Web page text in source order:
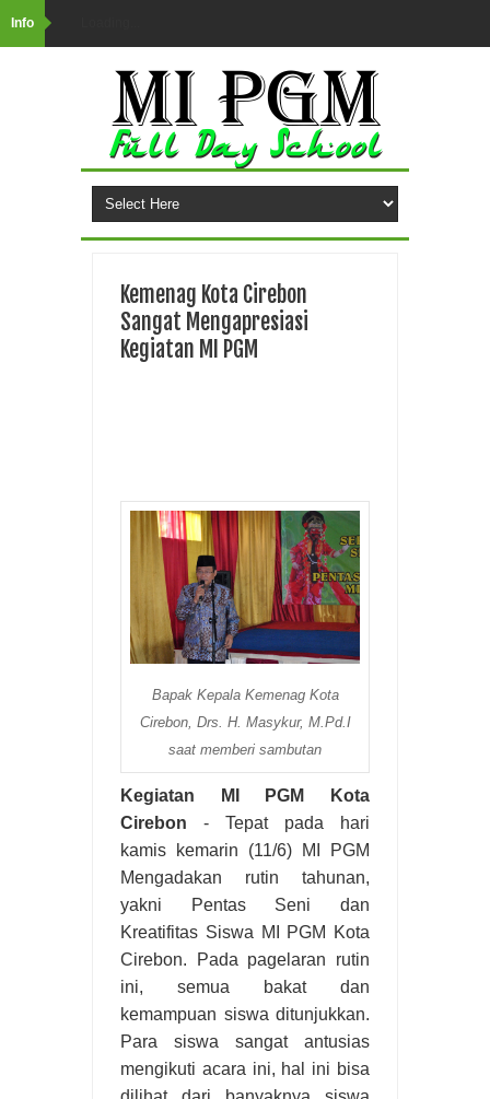
Info
Kemenag Kota Cirebon
Sangat Mengapresiasi
Kegiatan MI PGM
Bapak Kepala Kemenag Kota
Cirebon, Drs. H. Masykur, M.Pd.I
saat memberi sambutan
Kegiatan MI PGM Kota
Cirebon - Tepat pada hari
kamis kemarin (11/6) MI PGM
Mengadakan rutin tahunan,
yakni Pentas Seni dan
Kreatifitas Siswa MI PGM Kota
Cirebon. Pada pagelaran rutin
ini, semua bakat dan
kemampuan siswa ditunjukkan.
Para siswa sangat antusias
mengikuti acara ini, hal ini bisa